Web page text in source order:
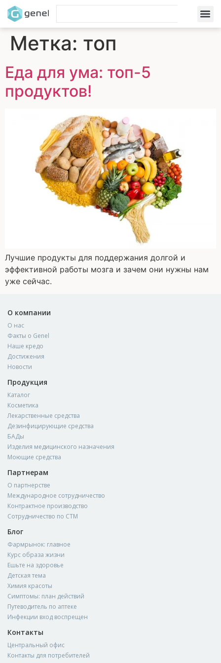
Метка: топ
Еда для ума: топ-5
продуктов!
Лучшие продукты для поддержания долгой и
эффективной работы мозга и зачем они нужны нам
уже сейчас.
О компании
О нас
Факты о Genel
Наше кредо
Достижения
Новости
Продукция
Каталог
Косметика
Лекарственные средства
Дезинфицирующие средства
БАДы
Изделия медицинского назначения
Моющие средства
Партнерам
О партнерстве
Международное сотрудничество
Контрактное производство
Сотрудничество по СТМ
Блог
Фармрынок: главное
Курс образа жизни
Ешьте на здоровье
Детская тема
Химия красоты
Симптомы: план действий
Путеводитель по аптеке
Инфекции вход воспрещен
Контакты
Центральный офис
Контакты для потребителей